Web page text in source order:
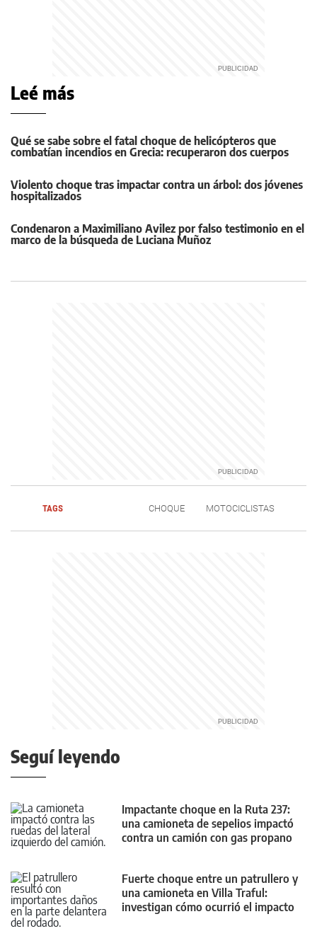
Leé más
Qué se sabe sobre el fatal choque de helicópteros que
combatían incendios en Grecia: recuperaron dos cuerpos
Violento choque tras impactar contra un árbol: dos jóvenes
hospitalizados
Condenaron a Maximiliano Avilez por falso testimonio en el
marco de la búsqueda de Luciana Muñoz
TAGS CHOQUE MOTOCICLISTAS
Seguí leyendo
Impactante choque en la Ruta 237:
una camioneta de sepelios impactó
contra un camión con gas propano
Fuerte choque entre un patrullero y
una camioneta en Villa Traful:
investigan cómo ocurrió el impacto